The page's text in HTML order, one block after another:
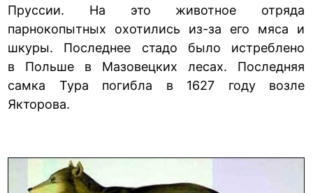
Пруссии. На это животное отряда
парнокопытных охотились из-за его мяса и
шкуры. Последнее стадо было истреблено
в Польше в Мазовецких лесах. Последняя
самка Тура погибла в 1627 году возле
Якторова.